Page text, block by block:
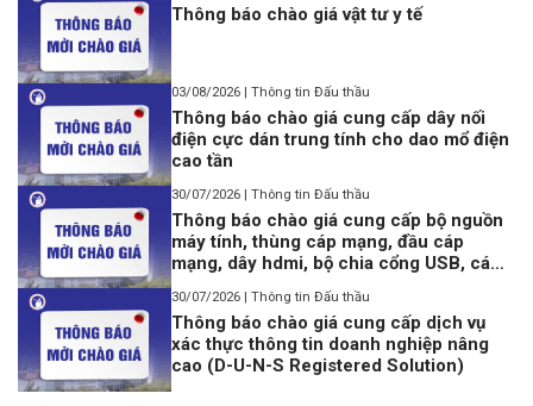
Thông báo chào giá vật tư y tế
03/08/2026 | Thông tin Đấu thầu
Thông báo chào giá cung cấp dây nối
điện cực dán trung tính cho dao mổ điện
cao tần
30/07/2026 | Thông tin Đấu thầu
Thông báo chào giá cung cấp bộ nguồn
máy tính, thùng cáp mạng, đầu cáp
mạng, dây hdmi, bộ chia cổng USB, cáp
lập trình Console USB to Rj45
30/07/2026 | Thông tin Đấu thầu
Thông báo chào giá cung cấp dịch vụ
xác thực thông tin doanh nghiệp nâng
cao (D-U-N-S Registered Solution)